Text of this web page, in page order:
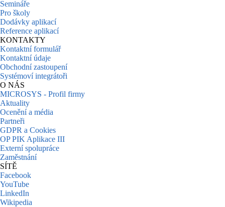
Semináře
Pro školy
Dodávky aplikací
Reference aplikací
KONTAKTY
Kontaktní formulář
Kontaktní údaje
Obchodní zastoupení
Systémoví integrátoři
O NÁS
MICROSYS - Profil firmy
Aktuality
Ocenění a média
Partneři
GDPR a Cookies
OP PIK Aplikace III
Externí spolupráce
Zaměstnání
SÍTĚ
Facebook
YouTube
LinkedIn
Wikipedia